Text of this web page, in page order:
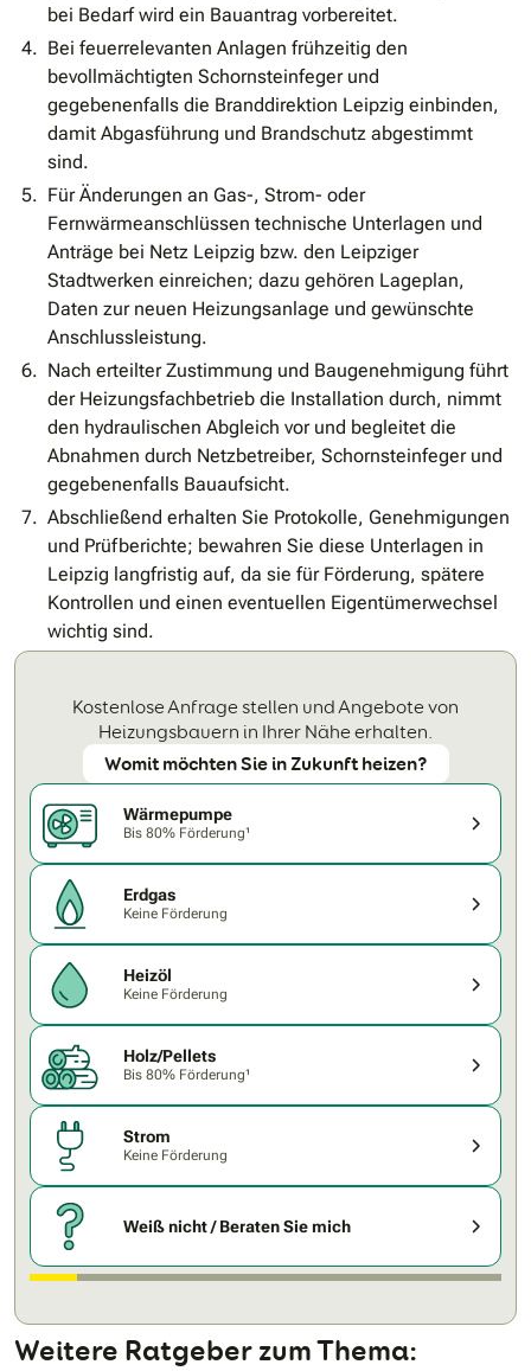
bei Bedarf wird ein Bauantrag vorbereitet.
Bei feuerrelevanten Anlagen frühzeitig den
bevollmächtigten Schornsteinfeger und
gegebenenfalls die Branddirektion Leipzig einbinden,
damit Abgasführung und Brandschutz abgestimmt
sind.
Für Änderungen an Gas-, Strom- oder
Fernwärmeanschlüssen technische Unterlagen und
Anträge bei Netz Leipzig bzw. den Leipziger
Stadtwerken einreichen; dazu gehören Lageplan,
Daten zur neuen Heizungsanlage und gewünschte
Anschlussleistung.
Nach erteilter Zustimmung und Baugenehmigung führt
der Heizungsfachbetrieb die Installation durch, nimmt
den hydraulischen Abgleich vor und begleitet die
Abnahmen durch Netzbetreiber, Schornsteinfeger und
gegebenenfalls Bauaufsicht.
Abschließend erhalten Sie Protokolle, Genehmigungen
und Prüfberichte; bewahren Sie diese Unterlagen in
Leipzig langfristig auf, da sie für Förderung, spätere
Kontrollen und einen eventuellen Eigentümerwechsel
wichtig sind.
Kostenlose Anfrage stellen und Angebote von
Heizungsbauern in Ihrer Nähe erhalten.
Womit möchten Sie in Zukunft heizen?
Wärmepumpe
Bis 80% Förderung¹
Erdgas
Keine Förderung
Heizöl
Keine Förderung
Holz/Pellets
Bis 80% Förderung¹
Strom
Keine Förderung
Weiß nicht / Beraten Sie mich
Weitere Ratgeber zum Thema: